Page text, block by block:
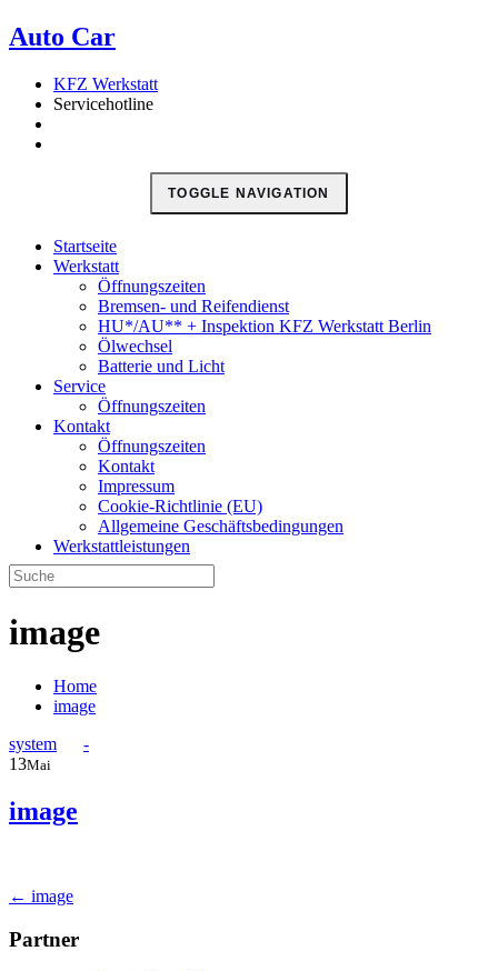
кредиты онлайн
наличными
Auto Car
KFZ Werkstatt
Servicehotline
TOGGLE NAVIGATION
Startseite
Werkstatt
Öffnungszeiten
Bremsen- und Reifendienst
HU*/AU** + Inspektion KFZ Werkstatt Berlin
Ölwechsel
Batterie und Licht
Service
Öffnungszeiten
Kontakt
Öffnungszeiten
Kontakt
Impressum
Cookie-Richtlinie (EU)
Allgemeine Geschäftsbedingungen
Werkstattleistungen
image
Home
image
system
-
13Mai
image
Post
← image
Partner